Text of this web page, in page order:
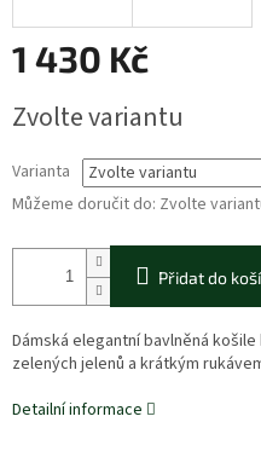
1 430 Kč
cena:
Zvolte variantu
Varianta
Můžeme doručit do: Zvolte
Přidat do
Dámská elegantní bavlněná
zelených jelenů a krátkým
Detailní informace